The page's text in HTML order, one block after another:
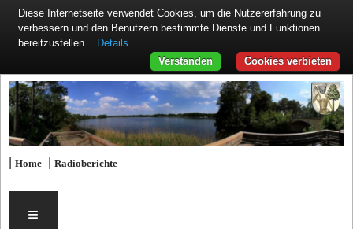
|Home |Radioberichte
≡
Diese Internetseite verwendet Cookies, um die Nutzererfahrung zu
verbessern und den Benutzern bestimmte Dienste und Funktionen
bereitzustellen.
Details
Cookies verbieten
Verstanden